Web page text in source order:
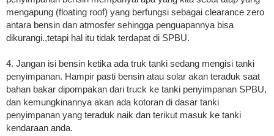
mengapung (floating roof) yang berfungsi sebagai clearance zero
antara bensin dan atmosfer sehingga penguapannya bisa
dikurangi.,tetapi hal itu tidak terdapat di SPBU.
4. Jangan isi bensin ketika ada truk tanki sedang mengisi tanki
penyimpanan. Hampir pasti bensin atau solar akan teraduk saat
bahan bakar dipompakan dari truck ke tanki penyimpanan SPBU,
dan kemungkinannya akan ada kotoran di dasar tanki
penyimpanan yang teraduk naik dan terikut masuk ke tanki
kendaraan anda.